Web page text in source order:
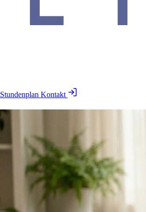
Stundenplan Kontakt